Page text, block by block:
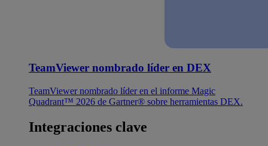
TeamViewer nombrado líder en DEX
TeamViewer nombrado líder en el informe Magic
Quadrant™ 2026 de Gartner® sobre herramientas DEX.
Integraciones clave